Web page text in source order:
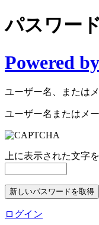
パスワー
Powered
ユーザー名、または
ユーザー名またはメ
上に表示された文字
ログイン